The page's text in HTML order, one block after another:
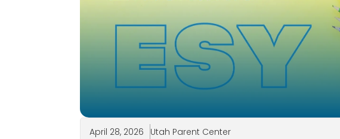
April 28, 2026 Utah Parent Center